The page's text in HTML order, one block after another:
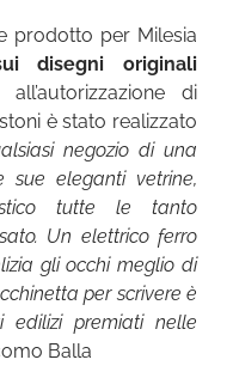
prodotto per Milesia
disegni originali
di
è stato realizzato
negozio di una
eleganti vetrine,
tutte le tanto
Un elettrico ferro
gli occhi meglio di
per scrivere è
edilizi premiati nelle
Balla